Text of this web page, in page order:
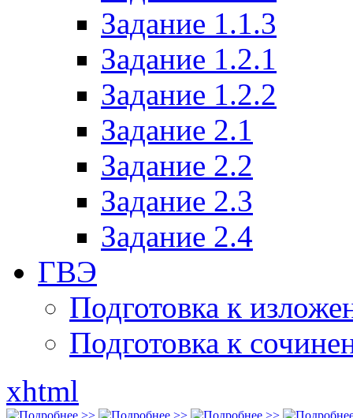
Задание 1.1.3
Задание 1.2.1
Задание 1.2.2
Задание 2.1
Задание 2.2
Задание 2.3
Задание 2.4
ГВЭ
Подготовка к
Подготовка к
xhtml